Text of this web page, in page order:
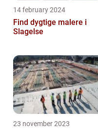
14 february 2024
Find dygtige malere i
Slagelse
23 november 2023